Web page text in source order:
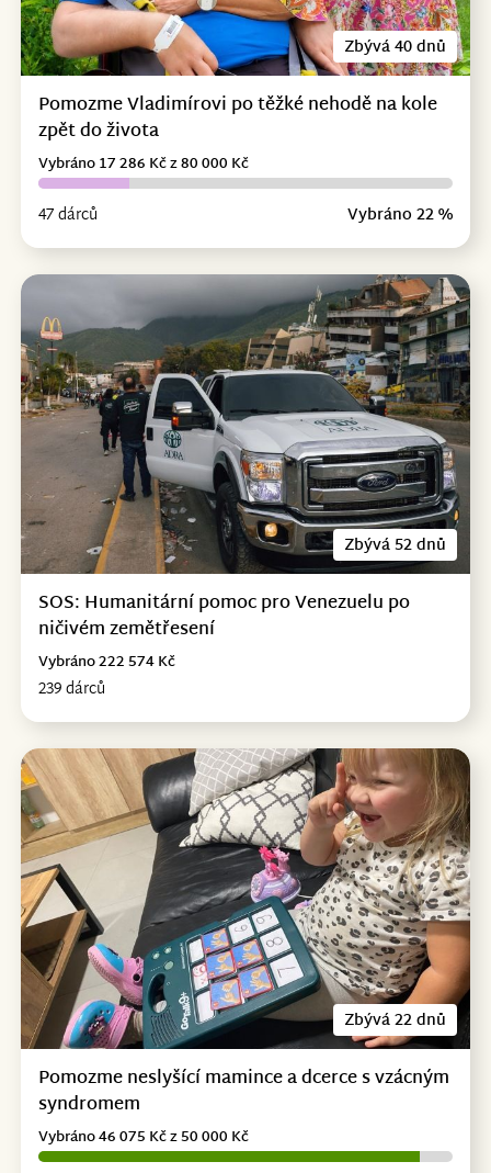
Zbývá 40 dnů
Pomozme Vladimírovi po těžké nehodě na kole
zpět do života
47 dárců Vybráno 22 %
Vybráno 17 286 Kč z 80 000 Kč
Zbývá 52 dnů
SOS: Humanitární pomoc pro Venezuelu po
ničivém zemětřesení
239 dárců
Vybráno 222 574 Kč
Zbývá 22 dnů
Pomozme neslyšící mamince a dcerce s vzácným
syndromem
Vybráno 46 075 Kč z 50 000 Kč